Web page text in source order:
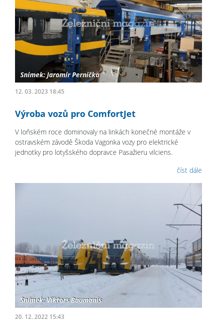
12. 03. 2023 18:45
Výroba vozů pro ComfortJet
V loňském roce dominovaly na linkách konečné montáže v
ostravském závodě Škoda Vagonka vozy pro elektrické
jednotky pro lotyšského dopravce Pasažieru vilciens.
číst dále
20. 12. 2022 15:43